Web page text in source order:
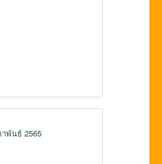
พันธ์ 2565